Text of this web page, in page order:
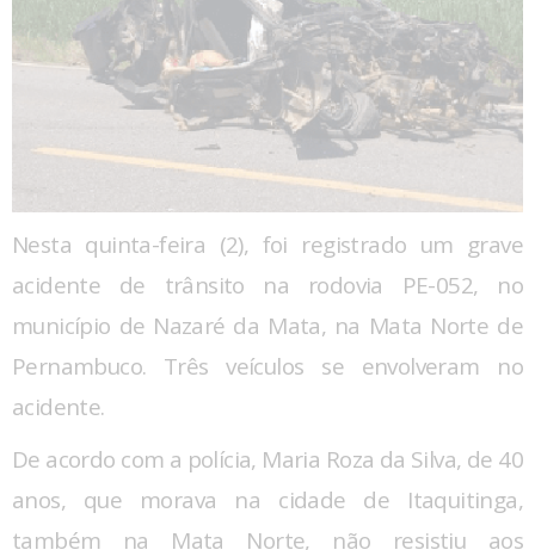
Nesta quinta-feira (2), foi registrado um grave
acidente de trânsito na rodovia PE-052, no
município de Nazaré da Mata, na Mata Norte de
Pernambuco. Três veículos se envolveram no
acidente.
De acordo com a polícia, Maria Roza da Silva, de 40
anos, que morava na cidade de Itaquitinga,
também na Mata Norte, não resistiu aos